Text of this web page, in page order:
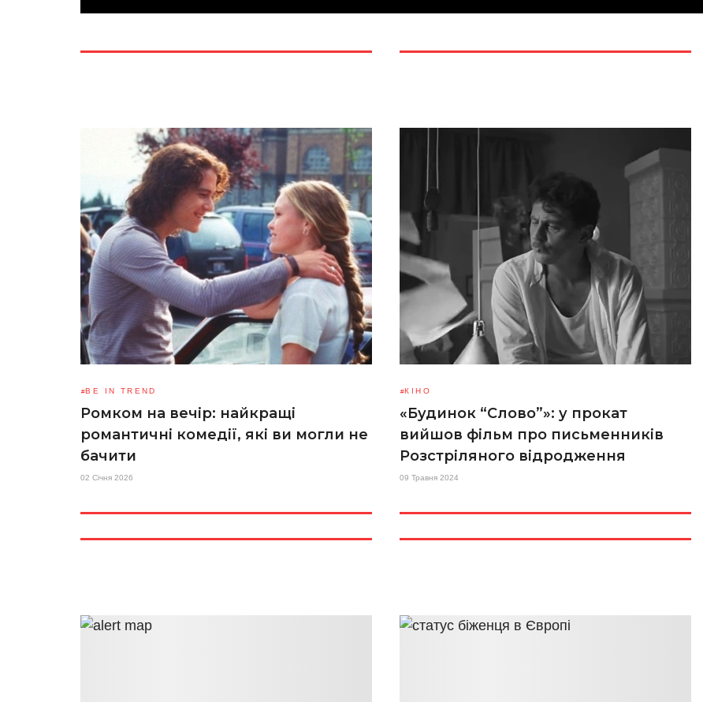
BE IN TREND
Ромком на вечір: найкращі
романтичні комедії, які ви могли не
бачити
02 Січня 2026
КІНО
«Будинок “Слово”»: у прокат
вийшов фільм про письменників
Розстріляного відродження
09 Травня 2024